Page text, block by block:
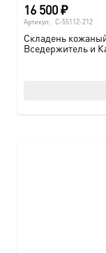
16 500₽
Артикул: C-55112-212
Складень
Вседержитель и